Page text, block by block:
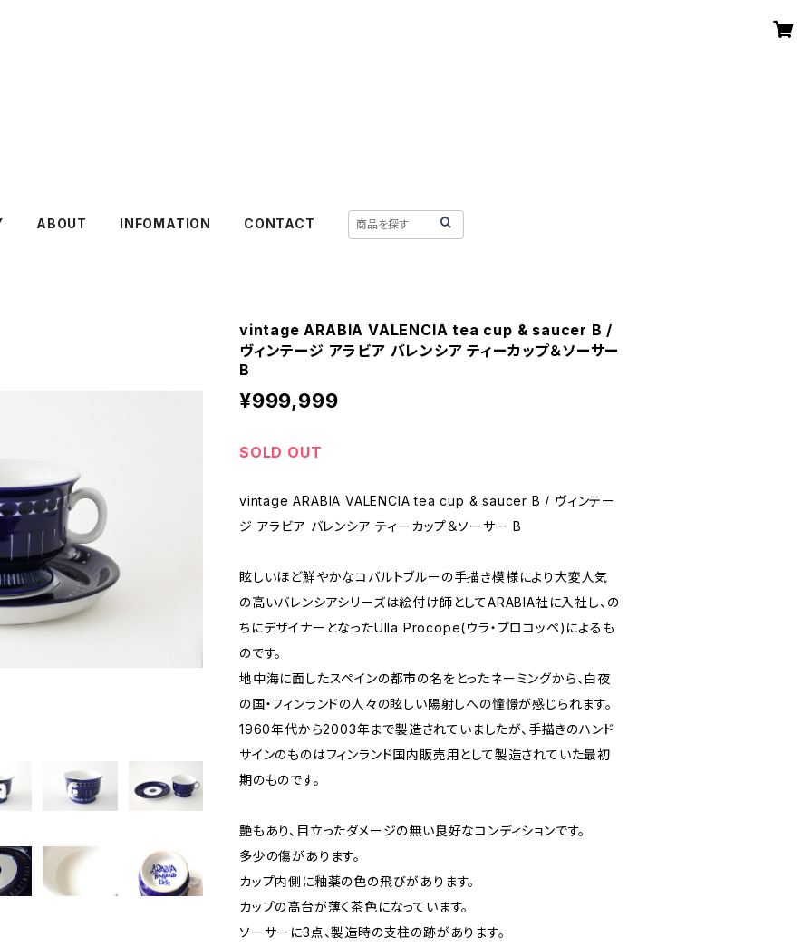
ABOUT INFOMATION CONTACT
vintage ARABIA VALENCIA tea cup & saucer B /
ヴィンテージ アラビア バレンシア ティーカップ＆ソーサー
B
¥999,999
SOLD OUT
vintage ARABIA VALENCIA tea cup & saucer B / ヴィンテー
ジ アラビア バレンシア ティーカップ＆ソーサー B
眩しいほど鮮やかなコバルトブルーの手描き模様により大変人気
の高いバレンシアシリーズは絵付け師としてARABIA社に入社し、の
ちにデザイナーとなったUlla Procope(ウラ・プロコッペ)によるも
のです。
地中海に面したスペインの都市の名をとったネーミングから、白夜
の国・フィンランドの人々の眩しい陽射しへの憧憬が感じられます。
1960年代から2003年まで製造されていましたが、手描きのハンド
サインのものはフィンランド国内販売用として製造されていた最初
期のものです。
艶もあり、目立ったダメージの無い良好なコンディションです。
多少の傷があります。
カップ内側に釉薬の色の飛びがあります。
カップの高台が薄く茶色になっています。
ソーサーに3点、製造時の支柱の跡があります。